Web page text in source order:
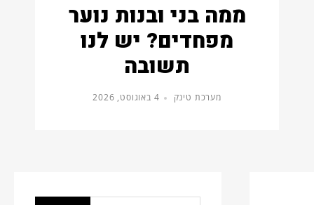
ממה בני ובנות נוער
מפחדים? יש לנו
תשובה
מערכת טינק 4 באוגוסט, 2026